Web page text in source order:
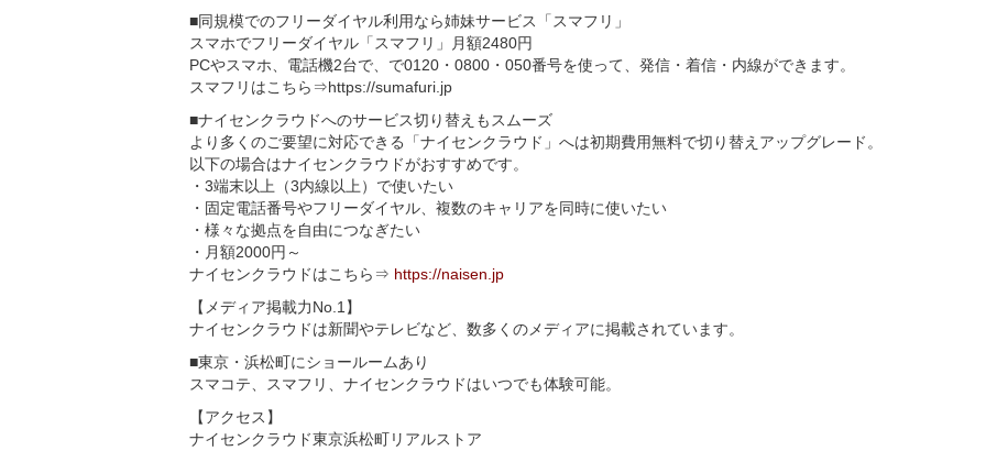
■同規模でのフリーダイヤル利用なら姉妹サービス「スマフリ」
スマホでフリーダイヤル「スマフリ」月額2480円
PCやスマホ、電話機2台で、で0120・0800・050番号を使って、発信・着信・内線ができます。
スマフリはこちら⇒https://sumafuri.jp
■ナイセンクラウドへのサービス切り替えもスムーズ
より多くのご要望に対応できる「ナイセンクラウド」へは初期費用無料で切り替えアップグレード。
以下の場合はナイセンクラウドがおすすめです。
・3端末以上（3内線以上）で使いたい
・固定電話番号やフリーダイヤル、複数のキャリアを同時に使いたい
・様々な拠点を自由につなぎたい
・月額2000円～
ナイセンクラウドはこちら⇒ https://naisen.jp
【メディア掲載力No.1】
ナイセンクラウドは新聞やテレビなど、数多くのメディアに掲載されています。
■東京・浜松町にショールームあり
スマコテ、スマフリ、ナイセンクラウドはいつでも体験可能。
【アクセス】
ナイセンクラウド東京浜松町リアルストア